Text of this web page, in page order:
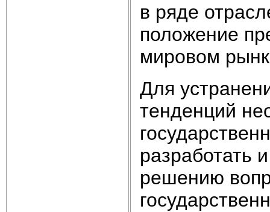
в ряде
положение
мировом
Для
тенденций
разработать
решению